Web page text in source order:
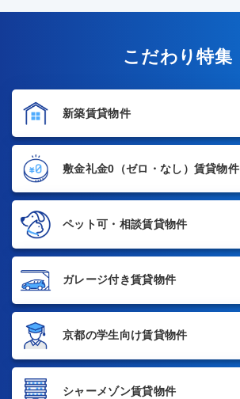
こだわり特集
新築賃貸物件
敷金礼金0 （ゼロ・なし）賃貸物件
ペット可・相談賃貸物件
ガレージ付き賃貸物件
京都の学生向け賃貸物件
シャーメゾン賃貸物件